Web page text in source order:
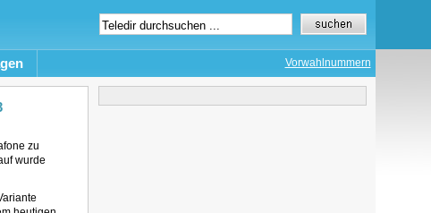
Vorwahlnummern
zu
wurde